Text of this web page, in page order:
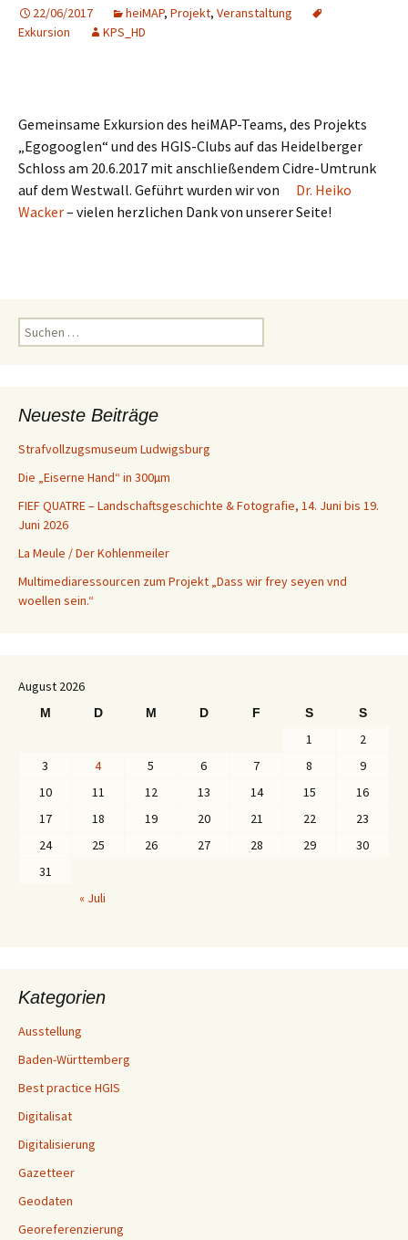
22/06/2017 heiMAP, Projekt, Veranstaltung
Exkursion
KPS_HD
Gemeinsame Exkursion des heiMAP-Teams, des Projekts
„Egogooglen“ und des HGIS-Clubs auf das Heidelberger
Schloss am 20.6.2017 mit anschließendem Cidre-Umtrunk
auf dem Westwall. Geführt wurden wir von
Dr. Heiko
Wacker– vielen herzlichen Dank von unserer Seite!
Suchen
nach:
Neueste Beiträge
Strafvollzugsmuseum Ludwigsburg
Die „Eiserne Hand“ in 300µm
FIEF QUATRE – Landschaftsgeschichte & Fotografie, 14. Juni bis 19.
Juni 2026
La Meule / Der Kohlenmeiler
Multimediaressourcen zum Projekt „Dass wir frey seyen vnd
woellen sein.“
August 2026
M D M D F S S
1
2
3
4 5 6 7 8
9
10
11 12 13 14 15
16
17
18 19 20 21 22
23
24
25 26 27 28 29
30
31
« Juli
Kategorien
Ausstellung
Baden-Württemberg
Best practice HGIS
Digitalisat
Digitalisierung
Gazetteer
Geodaten
Georeferenzierung